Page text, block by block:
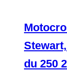
du 250